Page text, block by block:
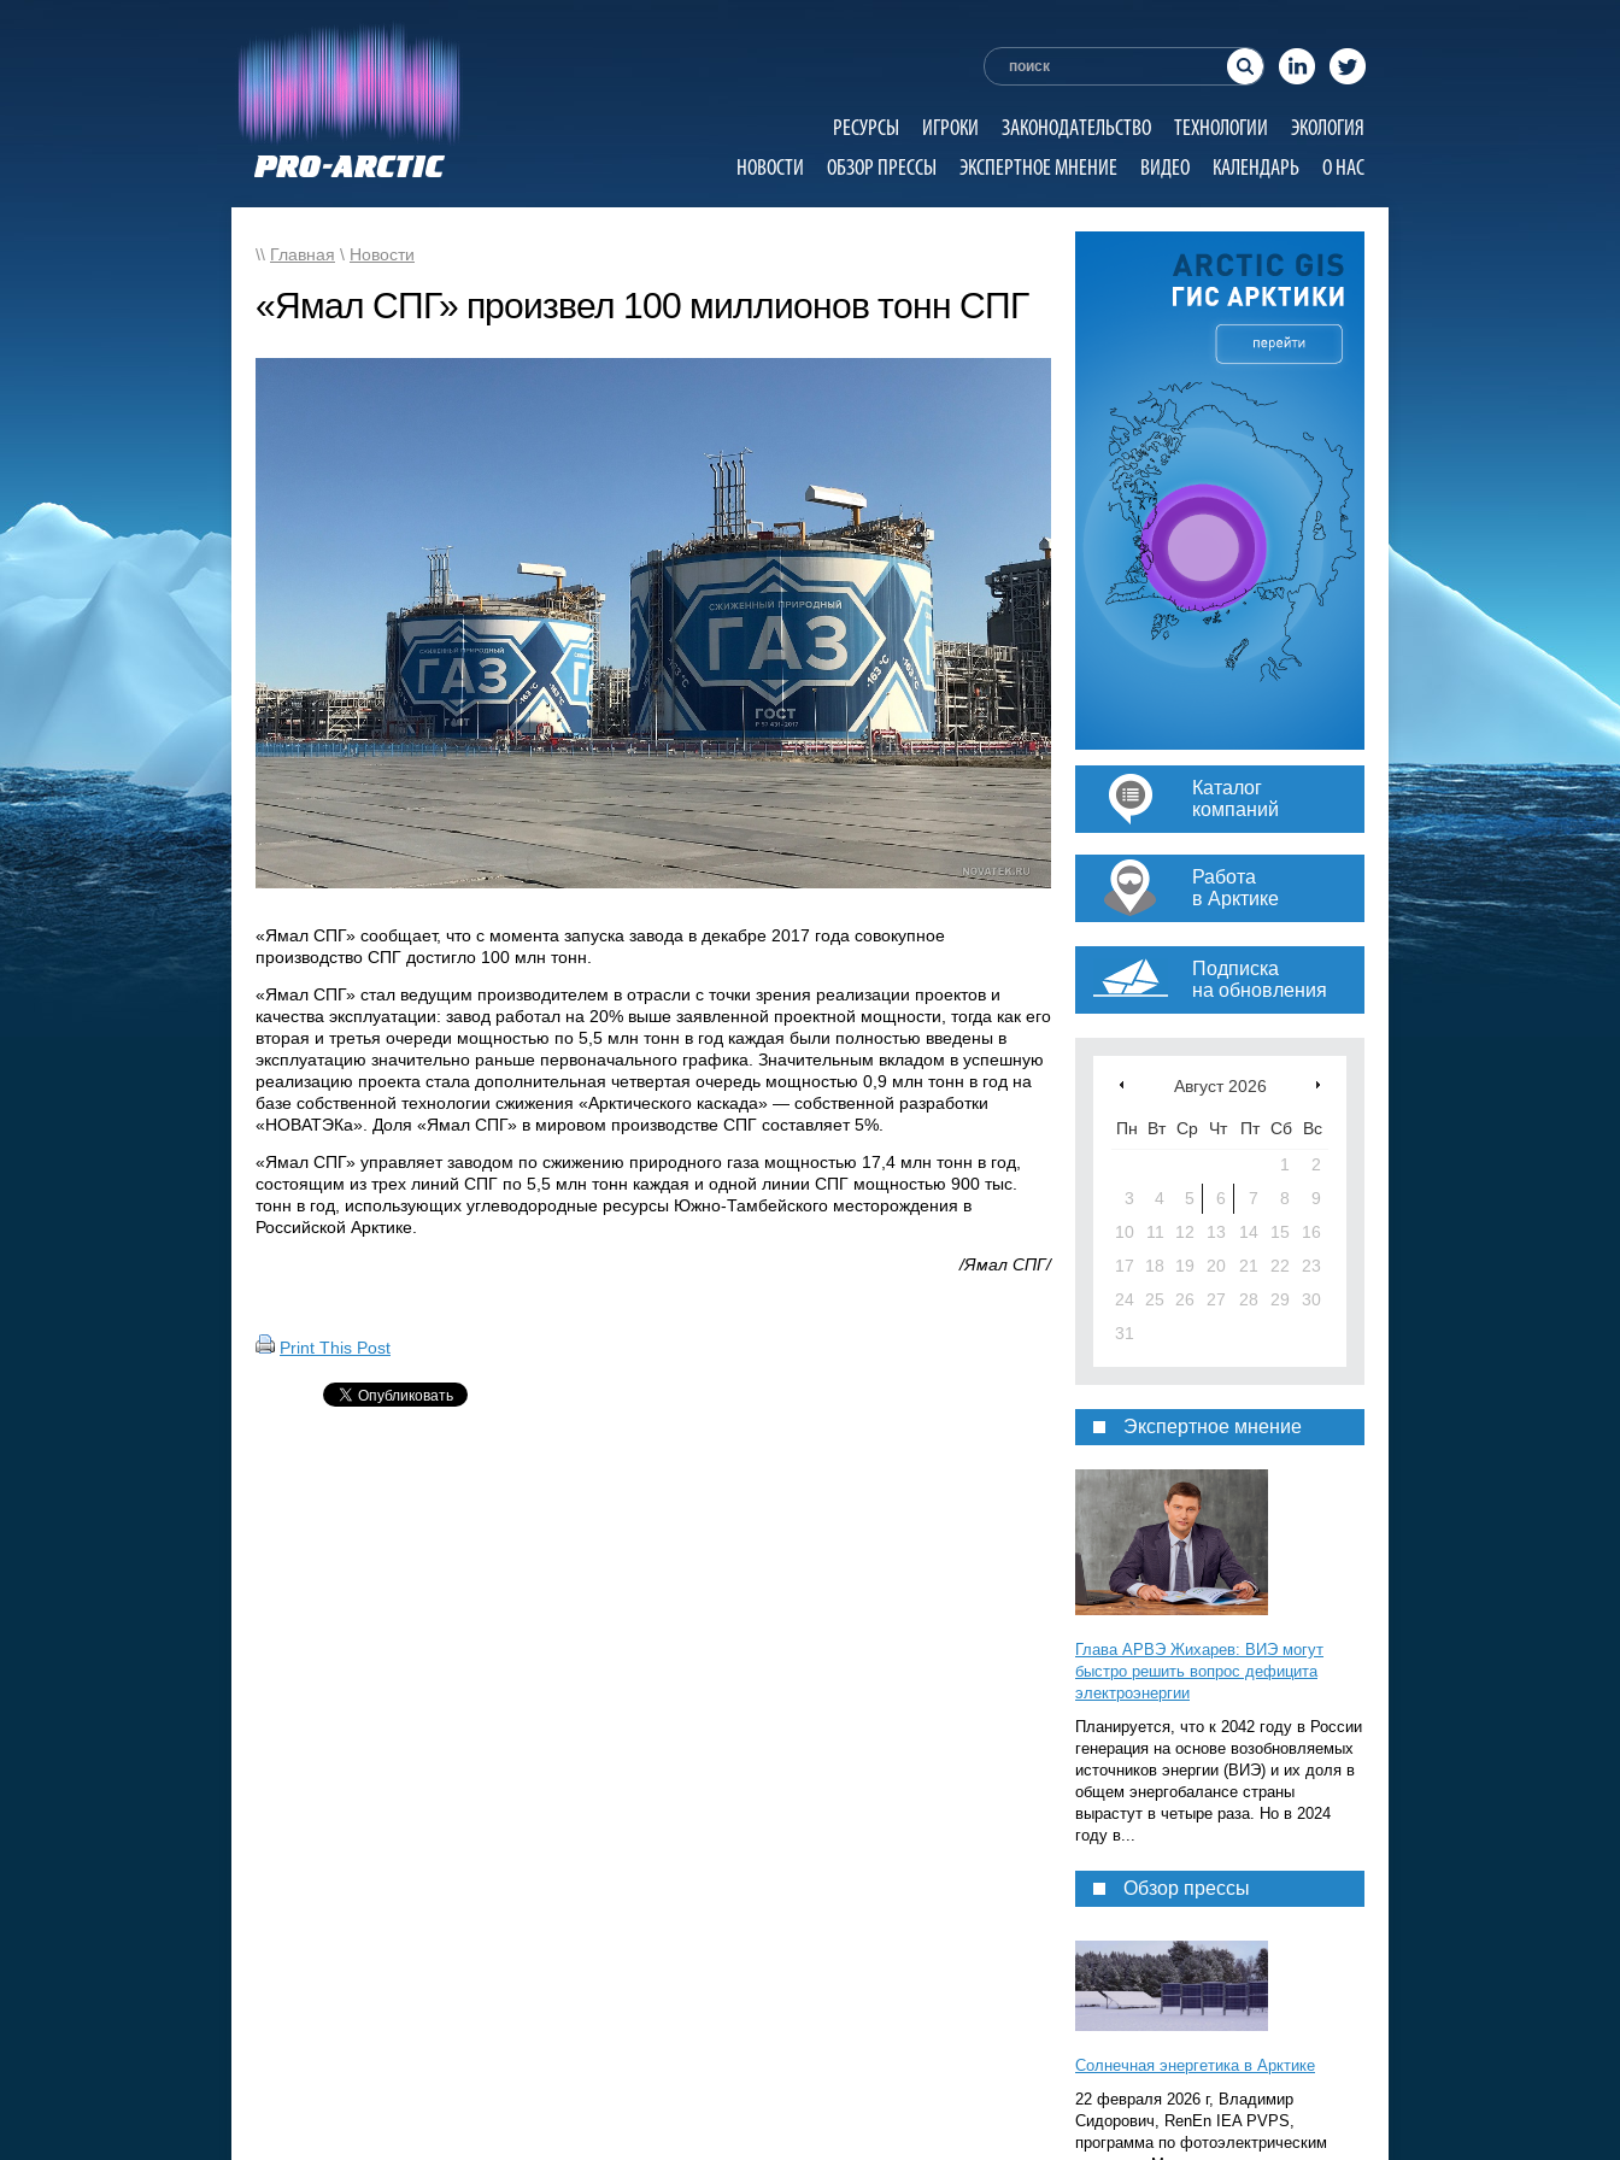
РЕСУРСЫ ИГРОКИ ЗАКОНОДАТЕЛЬСТВО ТЕХНОЛОГИИ
ЭКОЛОГИЯ
НОВОСТИ
ОБЗОР ПРЕССЫ ЭКСПЕРТНОЕ МНЕНИЕ ВИДЕО КАЛЕНДАРЬ О НАС
\\ Главная \ Новости
«Ямал СПГ» произвел 100 миллионов тонн СПГ
«Ямал СПГ» сообщает, что с момента запуска завода в декабре 2017 года совокупное
производство СПГ достигло 100 млн тонн.
«Ямал СПГ» стал ведущим производителем в отрасли с точки зрения реализации проектов и
качества эксплуатации: завод работал на 20% выше заявленной проектной мощности, тогда как его
вторая и третья очереди мощностью по 5,5 млн тонн в год каждая были полностью введены в
эксплуатацию значительно раньше первоначального графика. Значительным вкладом в успешную
реализацию проекта стала дополнительная четвертая очередь мощностью 0,9 млн тонн в год на
базе собственной технологии сжижения «Арктического каскада» — собственной разработки
«НОВАТЭКа». Доля «Ямал СПГ» в мировом производстве СПГ составляет 5%.
«Ямал СПГ» управляет заводом по сжижению природного газа мощностью 17,4 млн тонн в год,
состоящим из трех линий СПГ по 5,5 млн тонн каждая и одной линии СПГ мощностью 900 тыс.
тонн в год, использующих углеводородные ресурсы Южно-Тамбейского месторождения в
Российской Арктике.
/Ямал СПГ/
Print This Post
Каталог
компаний
Работа
в Арктике
Подписка
на обновления
Август 2026
Пн Вт Ср Чт Пт Сб
Вс
1
2
3
4 5 6 7 8
9
10
11 12 13 14 15
16
17
18 19 20 21 22
23
24
25 26 27 28 29
30
31
Экспертное мнение
Глава АРВЭ Жихарев: ВИЭ могут
быстро решить вопрос дефицита
электроэнергии
Планируется, что к 2042 году в России
генерация на основе возобновляемых
источников энергии (ВИЭ) и их доля в
общем энергобалансе страны
вырастут в четыре раза. Но в 2024
году в...
Обзор прессы
Солнечная энергетика в Арктике
22 февраля 2026 г, Владимир
Сидорович, RenEn IEA PVPS,
программа по фотоэлектрическим